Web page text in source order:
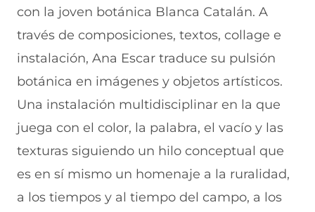
con la joven botánica Blanca Catalán. A
través de composiciones, textos, collage e
instalación, Ana Escar traduce su pulsión
botánica en imágenes y objetos artísticos.
Una instalación multidisciplinar en la que
juega con el color, la palabra, el vacío y las
texturas siguiendo un hilo conceptual que
es en sí mismo un homenaje a la ruralidad,
a los tiempos y al tiempo del campo, a los